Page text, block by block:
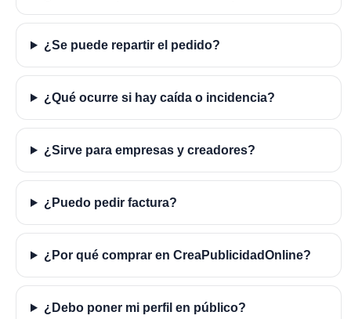
¿Se puede repartir el pedido?
¿Qué ocurre si hay caída o incidencia?
¿Sirve para empresas y creadores?
¿Puedo pedir factura?
¿Por qué comprar en CreaPublicidadOnline?
¿Debo poner mi perfil en público?